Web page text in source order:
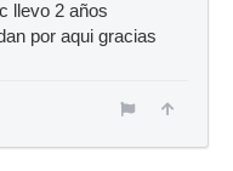
llevo 2 años
por aqui gracias